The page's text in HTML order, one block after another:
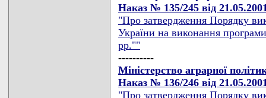
Наказ № 135/245 від
"Про затвердження Порядку
України на виконання
рр.""
----------
Міністерство аграрної
Наказ № 136/246 від
"Про затвердження Порядку